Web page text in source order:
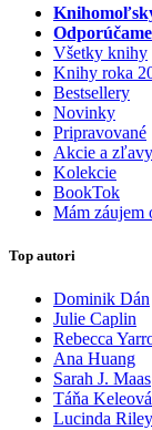
Všetky knihy
Knihy roka
Bestsellery
Novinky
Pripravované
Akcie a zľavy
Kolekcie
BookTok
Mám záujem
Top autori
Dominik Dán
Julie Caplin
Rebecca
Ana Huang
Sarah J. Maas
Táňa
Lucinda Riley